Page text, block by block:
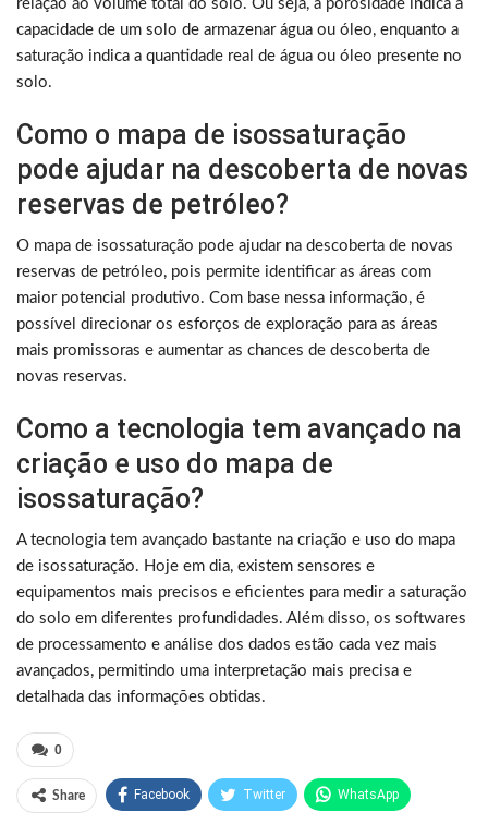
relação ao volume total do solo. Ou seja, a porosidade indica a
capacidade de um solo de armazenar água ou óleo, enquanto a
saturação indica a quantidade real de água ou óleo presente no
solo.
Como o mapa de isossaturação
pode ajudar na descoberta de novas
reservas de petróleo?
O mapa de isossaturação pode ajudar na descoberta de novas
reservas de petróleo, pois permite identificar as áreas com
maior potencial produtivo. Com base nessa informação, é
possível direcionar os esforços de exploração para as áreas
mais promissoras e aumentar as chances de descoberta de
novas reservas.
Como a tecnologia tem avançado na
criação e uso do mapa de
isossaturação?
A tecnologia tem avançado bastante na criação e uso do mapa
de isossaturação. Hoje em dia, existem sensores e
equipamentos mais precisos e eficientes para medir a saturação
do solo em diferentes profundidades. Além disso, os softwares
de processamento e análise dos dados estão cada vez mais
avançados, permitindo uma interpretação mais precisa e
detalhada das informações obtidas.
0
Share Facebook Twitter WhatsApp